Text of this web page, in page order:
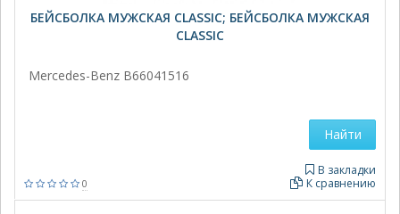
БЕЙСБОЛКА МУЖСКАЯ CLASSIC; БЕЙСБОЛКА МУЖСКАЯ
CLASSIC
Mercedes-Benz B66041516
0
В закладки
К сравнению
Найти